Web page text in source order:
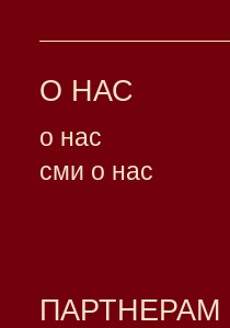
О НАС
о нас
сми о нас
ПАРТНЕРАМ